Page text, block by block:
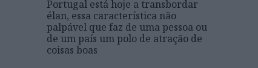
Portugal está hoje a transbordar
élan, essa característica não
palpável que faz de uma pessoa ou
de um país um polo de atração de
coisas boas